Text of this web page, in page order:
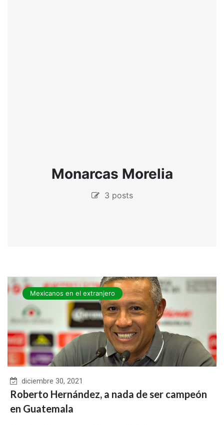
Monarcas Morelia
3 posts
Mexicanos en el extranjero
diciembre 30, 2021
Roberto Hernández, a nada de ser campeón
en Guatemala